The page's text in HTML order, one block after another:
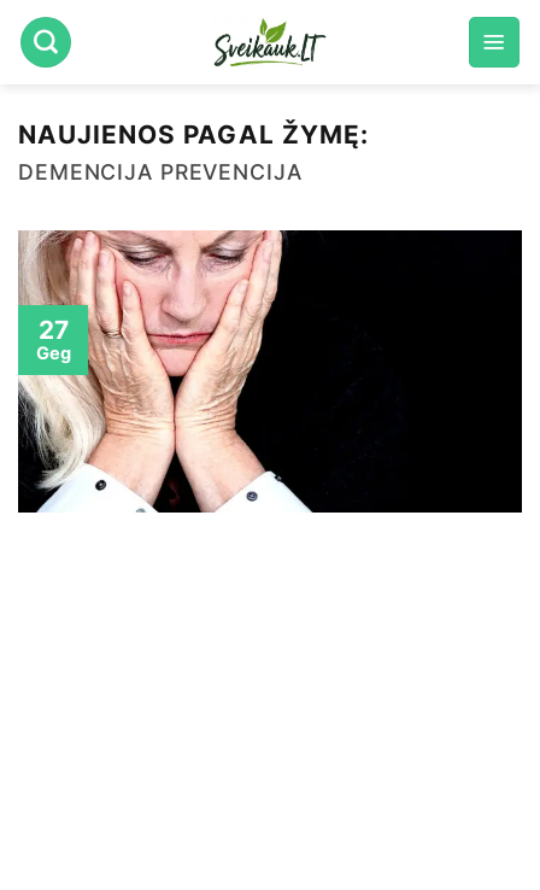
Skip
to
NAUJIENOS PAGAL ŽYMĘ:
DEMENCIJA PREVENCIJA
27
Geg